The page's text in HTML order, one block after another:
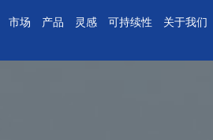
市场 产品 灵感 可持续性 关于我们